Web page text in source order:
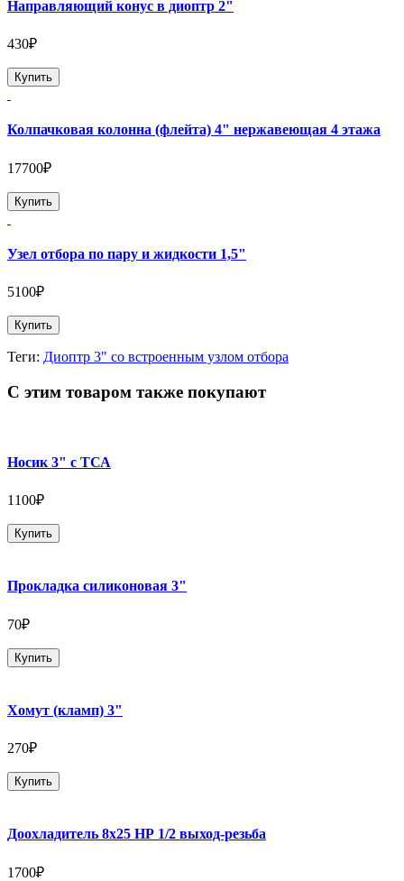
Направляющий конус в диоптр 2"
430₽
Купить
Колпачковая колонна (флейта) 4" нержавеющая 4 этажа
17700₽
Купить
Узел отбора по пару и жидкости 1,5"
5100₽
Купить
Теги: Диоптр 3" со встроенным узлом отбора
С этим товаром также покупают
Носик 3" с ТСА
1100₽
Купить
Прокладка силиконовая 3"
70₽
Купить
Хомут (кламп) 3"
270₽
Купить
Доохладитель 8х25 НР 1/2 выход-резьба
1700₽